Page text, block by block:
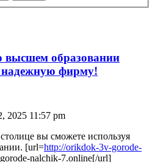
высшем образовании
надежную фирму!
2025 11:57 pm
вы сможете используя
[url=http://orikdok-3v-gorode-
nalchik-7.online[/url]